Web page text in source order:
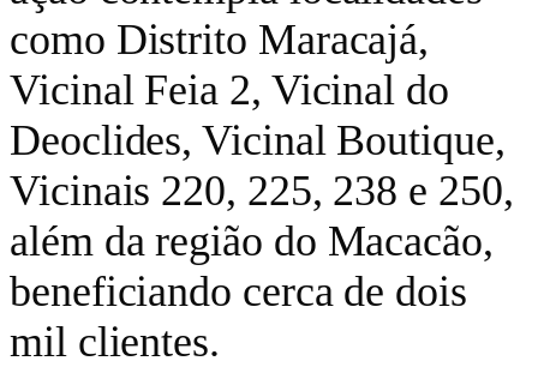
como Distrito Maracajá,
Vicinal Feia 2, Vicinal do
Deoclides, Vicinal Boutique,
Vicinais 220, 225, 238 e 250,
além da região do Macacão,
beneficiando cerca de dois
mil clientes.